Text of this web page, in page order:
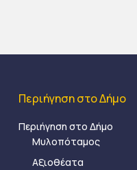
Περιήγηση στο Δήμο
Περιήγηση στο Δήμο
Μυλοπόταμος
Αξιοθέατα